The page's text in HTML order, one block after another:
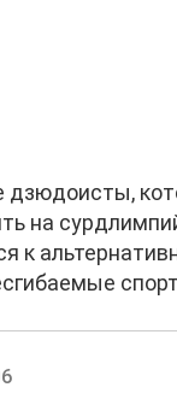
дзюдоисты,
на
к